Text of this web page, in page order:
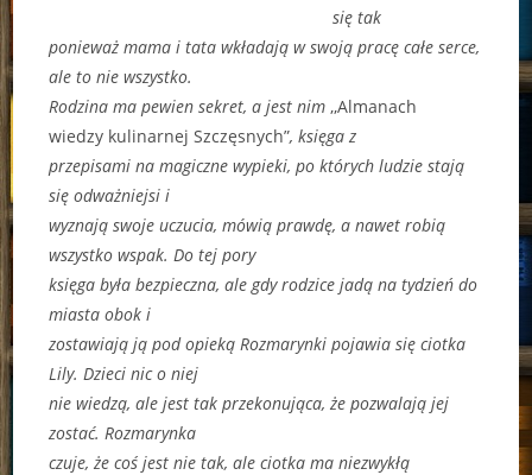
się tak
ponieważ mama i tata wkładają w swoją pracę całe serce,
ale to nie wszystko.
Rodzina ma pewien sekret, a jest nim ,,Almanach
wiedzy kulinarnej Szczęsnych”, księga z
przepisami na magiczne wypieki, po których ludzie stają
się odważniejsi i
wyznają swoje uczucia, mówią prawdę, a nawet robią
wszystko wspak. Do tej pory
księga była bezpieczna, ale gdy rodzice jadą na tydzień do
miasta obok i
zostawiają ją pod opieką Rozmarynki pojawia się ciotka
Lily. Dzieci nic o niej
nie wiedzą, ale jest tak przekonująca, że pozwalają jej
zostać. Rozmarynka
czuje, że coś jest nie tak, ale ciotka ma niezwykłą